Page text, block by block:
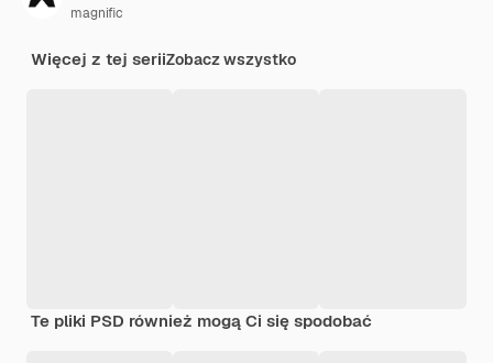
magnific
Więcej z tej seriiZobacz wszystko
Te pliki PSD również mogą Ci się spodobać